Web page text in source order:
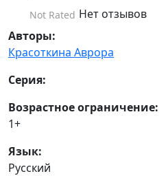
Not Rated Нет отзывов
Авторы:
Красоткина Аврора
Серия:
Возрастное ограничение:
1+
Язык:
Русский